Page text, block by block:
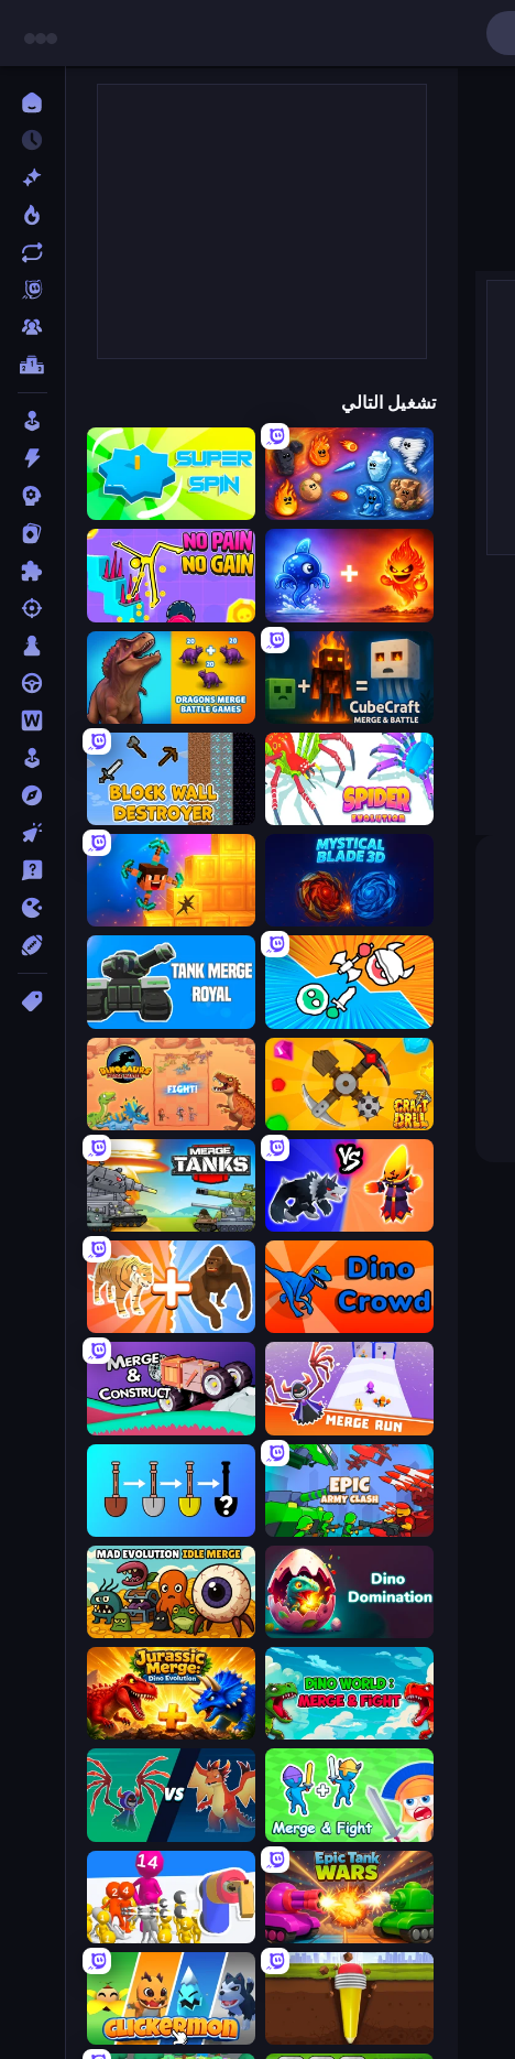
تشغيل التالي
Elemental Merge
Super Spin
Elemental Monsters: Merge
No Pain No Gain - Ragdoll Sandbox
CubeCraft: Merge & Battle
Dragons Merge: Battle Games
Spider Evolution: Runner Game
Block Wall Destroyer
Mystical Blade
Merge & Dig!
Merge Knights!
Tank Merge Royal
Craft Drill
Dinosaurs Merge Master
Merge Battle Tactics
Merge Master Tanks: Tank Wars
Dino Crowd
Animal DNA Run
Merge Run
Merge & Construct
Epic Army Clash
Dino Domination
Mad Evolution: Idle Merge
Dino World: Merge & Fight
Jurassic Merge: Dino Evolution
Merge and Fight
Monster Battle
Tanks Merge
Shot Blaster
Pen Dig
Clickermon